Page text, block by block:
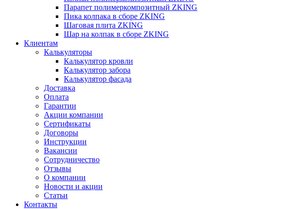
Парапет полимеркомпозитный ZKING
Пика колпака в сборе ZKING
Шаговая плита ZKING
Шар на колпак в сборе ZKING
Клиентам
Калькуляторы
Калькулятор кровли
Калькулятор забора
Калькулятор фасада
Доставка
Оплата
Гарантии
Акции компании
Сертификаты
Договоры
Инструкции
Вакансии
Сотрудничество
Отзывы
О компании
Новости и акции
Статьи
Контакты